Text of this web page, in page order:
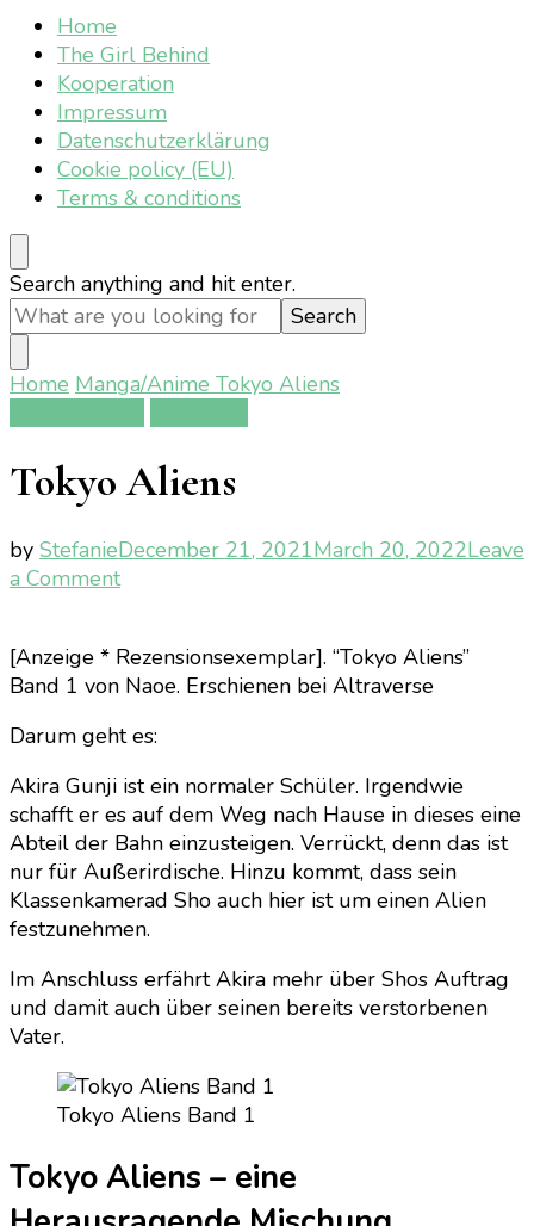
Home
The Girl Behind
Kooperation
Impressum
Datenschutzerklärung
Cookie policy (EU)
Terms & conditions
Looking
for
Something?
Search anything and hit enter.
Home Manga/Anime Tokyo Aliens
Tokyo Aliens
by StefanieDecember 21, 2021March 20, 2022Leave
a Commenton
[Anzeige * Rezensionsexemplar]. “Tokyo Aliens”
Band 1 von Naoe. Erschienen bei Altraverse
Darum geht es:
Akira Gunji ist ein normaler Schüler. Irgendwie
schafft er es auf dem Weg nach Hause in dieses eine
Abteil der Bahn einzusteigen. Verrückt, denn das ist
nur für Außerirdische. Hinzu kommt, dass sein
Klassenkamerad Sho auch hier ist um einen Alien
festzunehmen.
Im Anschluss erfährt Akira mehr über Shos Auftrag
und damit auch über seinen bereits verstorbenen
Vater.
Tokyo Aliens Band 1
Tokyo Aliens – eine